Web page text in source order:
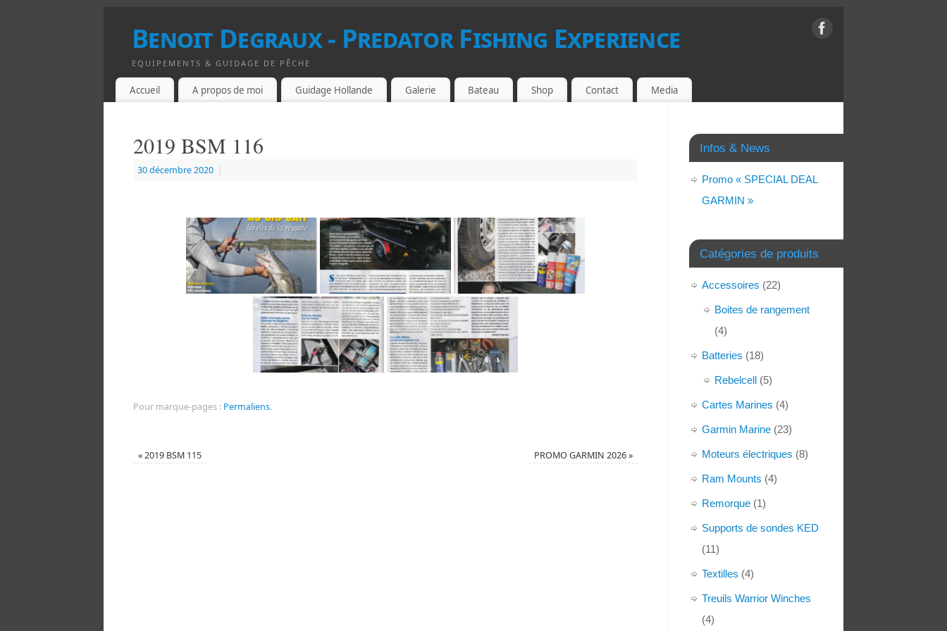
Benoit Degraux - Predator Fishing Experience
EQUIPEMENTS & GUIDAGE DE PÊCHE
Accueil A propos de moi Guidage Hollande Galerie Bateau Shop Contact Media
2019 BSM 116
30 décembre 2020 |
Pour marque-pages : Permaliens.
«2019 BSM 115 PROMO GARMIN 2026»
Infos & News
Promo « SPECIAL DEAL
GARMIN »
Catégories de produits
Accessoires (22)
Boites de rangement
(4)
Batteries (18)
Rebelcell (5)
Cartes Marines (4)
Garmin Marine (23)
Moteurs électriques (8)
Ram Mounts (4)
Remorque (1)
Supports de sondes KED
(11)
Textilles (4)
Treuils Warrior Winches
(4)